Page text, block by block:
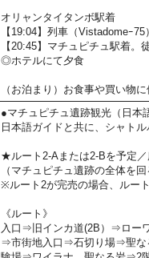
オリャンタイタンボ駅着
【19:04】列車（Vistadomeｰ
【20:45】マチュピチュ駅着。
◎ホテルにて夕食
（お泊まり）お食事や買い物
●マチュピチュ遺跡観光（日本
日本語ガイドと共に、シャト
★ルート2-Aまたは2-Bを予定／
（マチュピチュ遺跡の全体を
※ルート2が完売の場合、ルー
《ルート》
入口⇒旧インカ道(2B）⇒ロー
⇒市街地入口⇒石切り場⇒聖な